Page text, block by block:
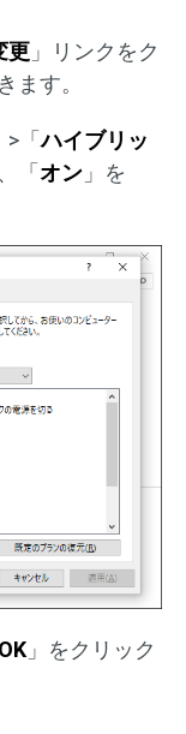
更 」リンクをク
ます。
>「ハイブリッ
「オン 」を
OK 」をクリック